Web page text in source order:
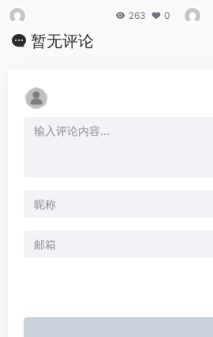
263 0
暂无评论